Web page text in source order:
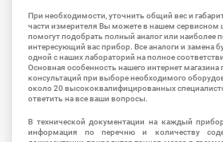
При необходимости, уточнить общий вес и
части измерителя Вы можете в нашем
помогут подобрать полный аналог или наиболее
интересующий вас прибор. Все аналоги и замена
одной с наших лабораторий на полное
Основная особенность нашего интернет
консультаций при выборе необходимого
около 20 высококвалифицированных
ответить на все ваши вопросы.
В технической документации на каждый
информация по перечню и количеству